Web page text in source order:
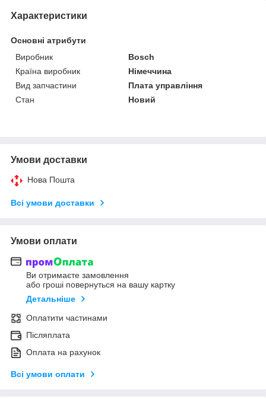
Характеристики
Основні атрибути
Виробник
Bosch
Країна виробник
Німеччина
Вид запчастини
Плата управління
Стан
Новий
Умови доставки
Нова Пошта
Всі умови доставки
Умови оплати
Ви отримаєте замовлення
або гроші повернуться на вашу картку
Детальніше
Оплатити частинами
Післяплата
Оплата на рахунок
Всі умови оплати